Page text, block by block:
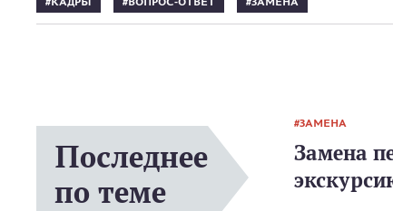
Последнее
по теме
ЗАМЕНА
Замена